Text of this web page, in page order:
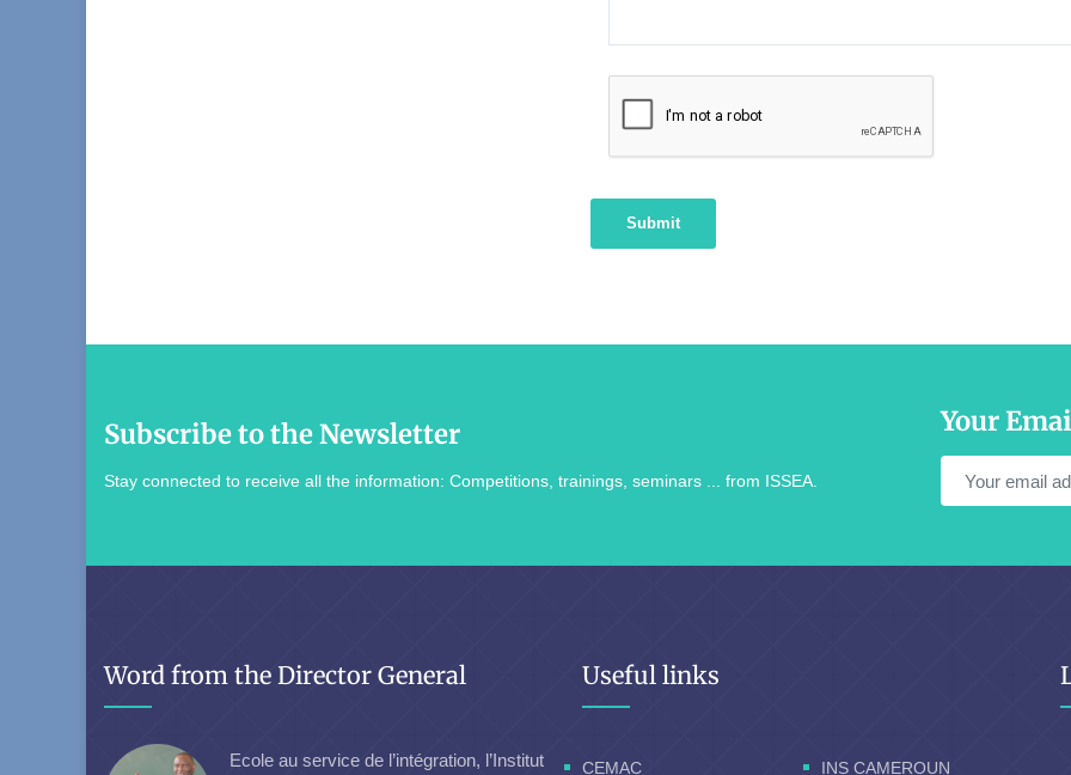
Submit
Subscribe to the Newsletter
Stay connected to receive all the information: Competitions, trainings, seminars ... from ISSEA.
Your
Word from the Director General
Ecole au service de l’intégration, l’Institut
Useful links
CEMAC INS CAMEROUN